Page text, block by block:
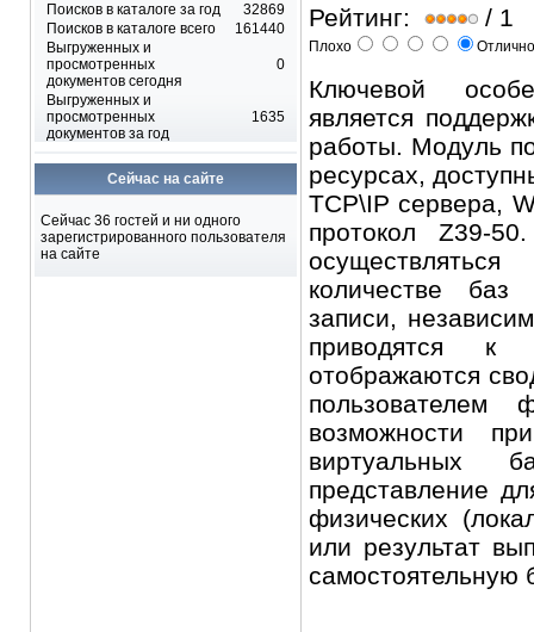
Поисков в каталоге за год
32869
Поисков в каталоге всего
161440
Выгруженных и
просмотренных
документов сегодня
0
Выгруженных и
просмотренных
документов за год
1635
Сейчас на сайте
Сейчас 36 гостей и ни одного
зарегистрированного пользователя
на сайте
Рейтинг: / 1
Плохо
Ключевой
является
работы. Модуль
ресурсах,
TCP\IP сервера,
протокол Z39-
количестве
записи,
приводятся к
отображаются
пользователем
возможности
виртуальных
представление
физических
или результат
самостоятельную